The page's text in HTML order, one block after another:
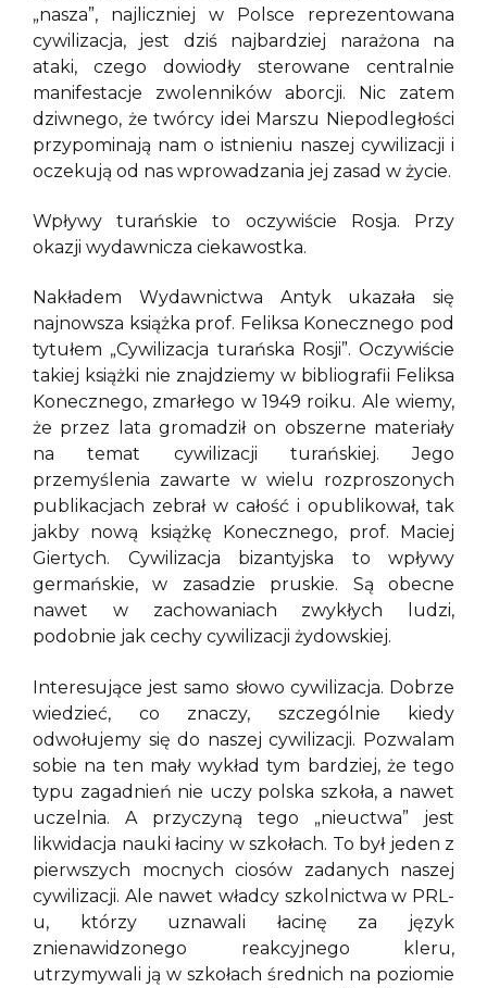
„nasza”, najliczniej w Polsce reprezentowana
cywilizacja, jest dziś najbardziej narażona na
ataki, czego dowiodły sterowane centralnie
manifestacje zwolenników aborcji. Nic zatem
dziwnego, że twórcy idei Marszu Niepodległości
przypominają nam o istnieniu naszej cywilizacji i
oczekują od nas wprowadzania jej zasad w życie.
Wpływy turańskie to oczywiście Rosja. Przy
okazji wydawnicza ciekawostka.
Nakładem Wydawnictwa Antyk ukazała się
najnowsza książka prof. Feliksa Konecznego pod
tytułem „Cywilizacja turańska Rosji”. Oczywiście
takiej książki nie znajdziemy w bibliografii Feliksa
Konecznego, zmarłego w 1949 roiku. Ale wiemy,
że przez lata gromadził on obszerne materiały
na temat cywilizacji turańskiej. Jego
przemyślenia zawarte w wielu rozproszonych
publikacjach zebrał w całość i opublikował, tak
jakby nową książkę Konecznego, prof. Maciej
Giertych. Cywilizacja bizantyjska to wpływy
germańskie, w zasadzie pruskie. Są obecne
nawet w zachowaniach zwykłych ludzi,
podobnie jak cechy cywilizacji żydowskiej.
Interesujące jest samo słowo cywilizacja. Dobrze
wiedzieć, co znaczy, szczególnie kiedy
odwołujemy się do naszej cywilizacji. Pozwalam
sobie na ten mały wykład tym bardziej, że tego
typu zagadnień nie uczy polska szkoła, a nawet
uczelnia. A przyczyną tego „nieuctwa” jest
likwidacja nauki łaciny w szkołach. To był jeden z
pierwszych mocnych ciosów zadanych naszej
cywilizacji. Ale nawet władcy szkolnictwa w PRL-
u, którzy uznawali łacinę za język
znienawidzonego reakcyjnego kleru,
utrzymywali ją w szkołach średnich na poziomie